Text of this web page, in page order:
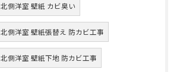
北側洋室 壁紙 カビ臭い
北側洋室 壁紙張替え 防カビ工事
北側洋室 壁紙下地 防カビ工事